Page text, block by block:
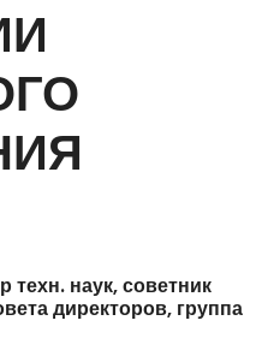
техн. наук,советник
директоров, группа